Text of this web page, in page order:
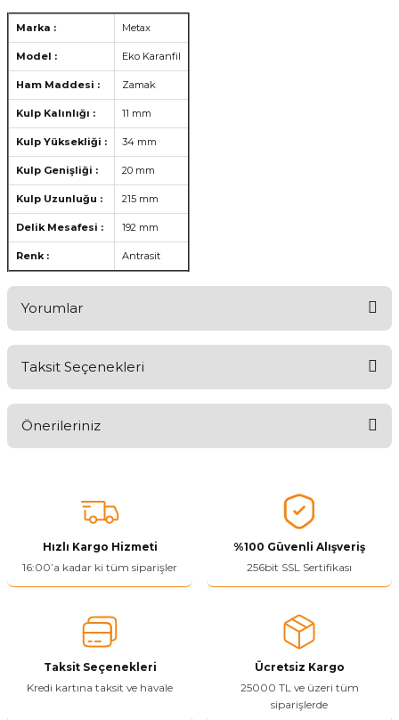
Marka : Metax
Model : Eko Karanfil
Ham Maddesi : Zamak
Kulp Kalınlığı : 11 mm
Kulp Yüksekliği : 34 mm
Kulp Genişliği : 20 mm
Kulp Uzunluğu : 215 mm
Delik Mesafesi : 192 mm
Renk : Antrasit
Yorumlar
Taksit Seçenekleri
Önerileriniz
tarafımıza iletebilirsiniz.
Görüş ve önerileriniz için teşekkür ederiz.
Ürün resmi kalitesiz, bozuk veya görüntülenemiyor.
Ürün bilgilerinde hatalar bulunuyor.
Ürün fiyatı diğer sitelerden daha pahalı.
Bu ürüne benzer farklı alternatifler olmalı.
Hızlı Kargo Hizmeti
16:00’a kadar ki tüm siparişler
%100 Güvenli Alışveriş
256bit SSL Sertifikası
Taksit Seçenekleri
Kredi kartına taksit ve havale
Ücretsiz Kargo
25000 TL ve üzeri tüm
siparişlerde